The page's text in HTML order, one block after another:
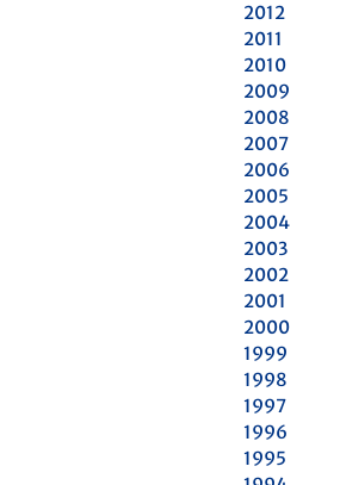
2012
2011
2010
2009
2008
2007
2006
2005
2004
2003
2002
2001
2000
1999
1998
1997
1996
1995